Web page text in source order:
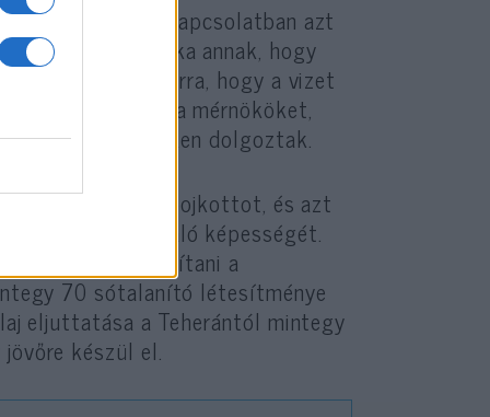
fejlesztésével kapcsolatban azt
bizonyítéka annak, hogy
terve van arra, hogy a vizet
méltatta azokat a mérnököket,
vízügyi projekteken dolgoztak.
országa elleni bojkottot, és azt
önellátásra való képességét.
nem fogják károsítani a
70 sótalanító létesítménye
eljuttatása a Teherántól mintegy
készül el.